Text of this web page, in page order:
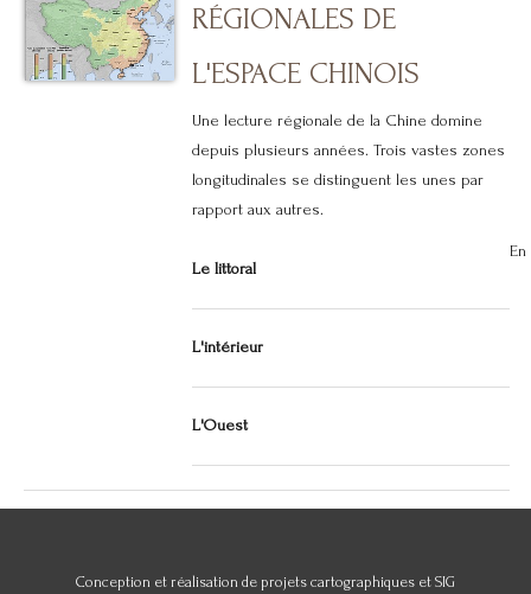
RÉGIONALES DE
L'ESPACE CHINOIS
Une lecture régionale de la Chine domine
depuis plusieurs années. Trois vastes zones
longitudinales se distinguent les unes par
rapport aux autres.
Le littoral
L'intérieur
L'Ouest
En
Conception et réalisation de projets cartographiques et SIG